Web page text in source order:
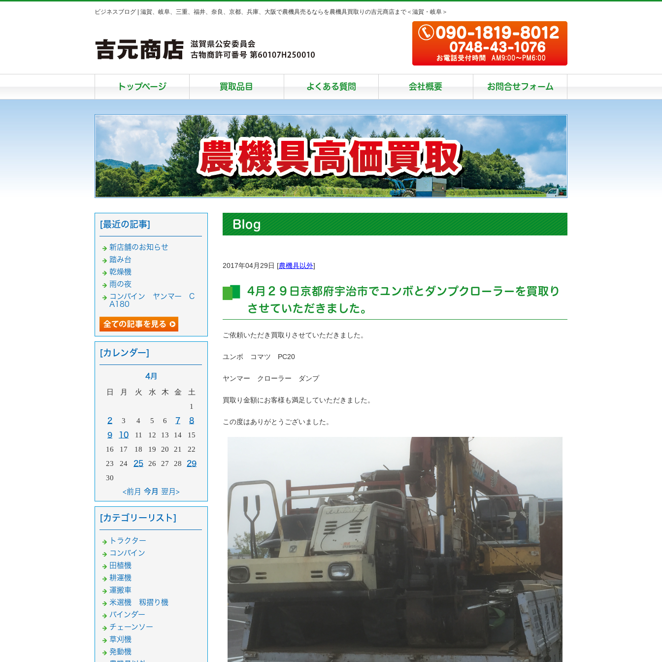
ビジネスブログ | 滋賀、岐阜、三重、福井、奈良、京都、兵庫、大阪で農機具売るならを農機具買取りの吉元商店まで＜滋賀・岐阜＞
トップページ 買取品目 よくある質問 会社概要 お問合せフォーム
Blog
2017年04月29日 [農機具以外]
4月２９日京都府宇治市でユンボとダンプクローラーを買取り
させていただきました。
ご依頼いただき買取りさせていただきました。
ユンボ コマツ PC20
ヤンマー クローラー ダンプ
買取り金額にお客様も満足していただきました。
この度はありがとうございました。
[最近の記事]
新店舗のお知らせ
踏み台
乾燥機
雨の夜
コンバイン ヤンマー C
A180
[カレンダー]
4月
日 月 火 水 木 金
土
1
2 3 4 5 6 7
8
9
10 11 12 13 14
15
16
17 18 19 20 21
22
23
24 25 26 27 28 29
30
<前月 今月 翌月>
[カテゴリーリスト]
トラクター
コンバイン
田植機
耕運機
運搬車
米選機 籾摺り機
バインダー
チェーンソー
草刈機
発動機